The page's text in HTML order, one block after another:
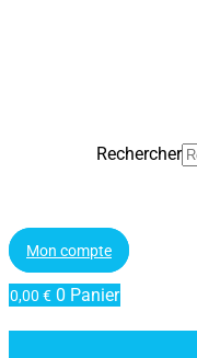
Rechercher
Mon compte
0,00 € 0 Panier